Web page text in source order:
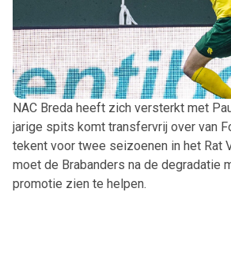
NAC Breda heeft zich versterkt met
jarige spits komt transfervrij over van
tekent voor twee seizoenen in het Rat
moet de Brabanders na de degradatie
promotie zien te helpen.